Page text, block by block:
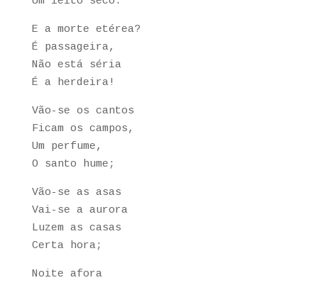
E a morte etérea?
É passageira,
Não está séria
É a herdeira!
Vão-se os cantos
Ficam os campos,
Um perfume,
O santo hume;
Vão-se as asas
Vai-se a aurora
Luzem as casas
Certa hora;
Noite afora